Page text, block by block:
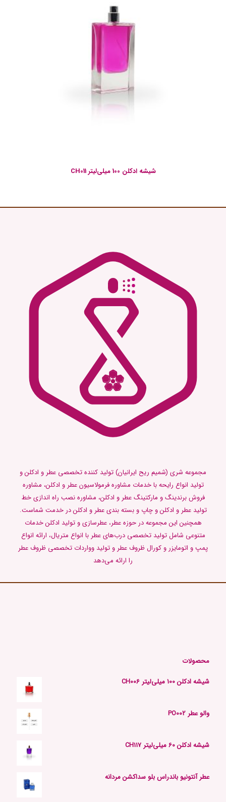
شیشه ادکلن 100 میلی‌لیتر CH011
مجموعه شری (شمیم ریح ایرانیان) تولید کننده تخصصی عطر و ادکلن و
تولید انواع رایحه با خدمات مشاوره فرمولاسیون عطر و ادکلن، مشاوره
فروش برندینگ و مارکتینگ عطر و ادکلن، مشاوره نصب راه اندازی خط
تولید عطر و ادکلن و چاپ و بسته بندی عطر و ادکلن در خدمت شماست.
همچنین این مجموعه در حوزه عطر، عطرسازی و تولید ادکلن خدمات
متنوعی شامل تولید تخصصی درب‌های عطر با انواع متریال، ارائه انواع
پمپ و اتومایزر و کورال ظروف عطر و تولید وواردات تخصصی ظروف عطر
را ارائه می‌دهد
محصولات
شیشه ادکلن 100 میلی‌لیتر CH006
والو عطر PO002
شیشه ادکلن 60 میلی‌لیتر CH117
عطر آنتونیو باندراس بلو سداکشن مردانه